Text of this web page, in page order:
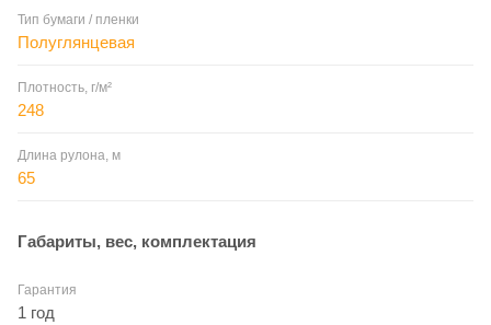
Тип бумаги / пленки
Полуглянцевая
Плотность, г/м²
248
Длина рулона, м
65
Габариты, вес, комплектация
Гарантия
1 год